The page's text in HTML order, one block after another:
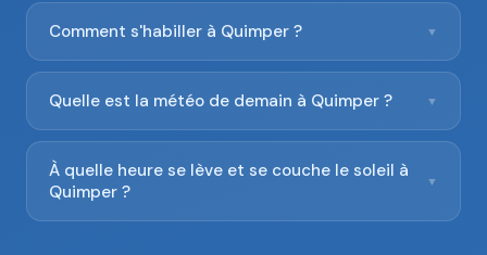
Comment s'habiller à Quimper ? ▼
Quelle est la météo de demain à Quimper ? ▼
À quelle heure se lève et se couche le soleil à
Quimper ?
▼